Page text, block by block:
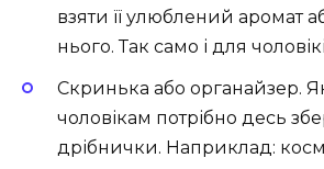
взяти її улюблений аромат
нього. Так само і для
Скринька або органайзер. Як
чоловікам потрібно десь
дрібнички. Наприклад: